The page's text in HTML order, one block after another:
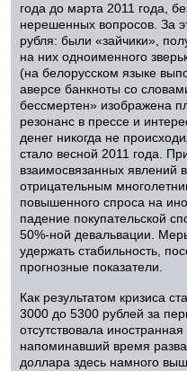
года до марта 2011 года,
нерешенных вопросов. За
рубля: были «зайчики»,
на них одноименного
(на белорусском языке
аверсе банкноты со
бессмертен» изображена
резонанс в прессе и
денег никогда не
стало весной 2011 года.
взаимосвязанных явлений
отрицательным
повышенного спроса на
падение покупательской
50%-ной девальвации.
удержать стабильность,
прогнозные показатели.
Как результатом кризиса
3000 до 5300 рублей за
отсутствовала
напоминавший время
доллара здесь намного